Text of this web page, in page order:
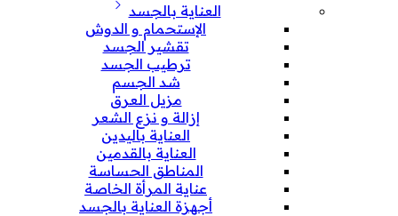
العناية بالجسد
الإستحمام و الدوش
تقشير الجسد
ترطيب الجسد
شد الجسم
مزيل العرق
إزالة و نزع الشعر
العناية باليدين
العناية بالقدمين
المناطق الحساسة
عناية المرأة الخاصة
أجهزة العناية بالجسد